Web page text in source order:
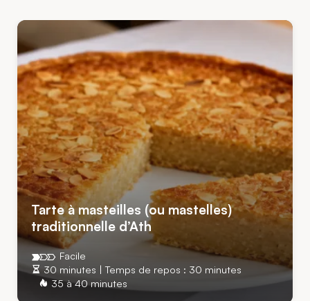
Tarte à masteilles (ou mastelles)
traditionnelle d’Ath
30 minutes | Temps de repos : 30 minutes
35 à 40 minutes
Facile